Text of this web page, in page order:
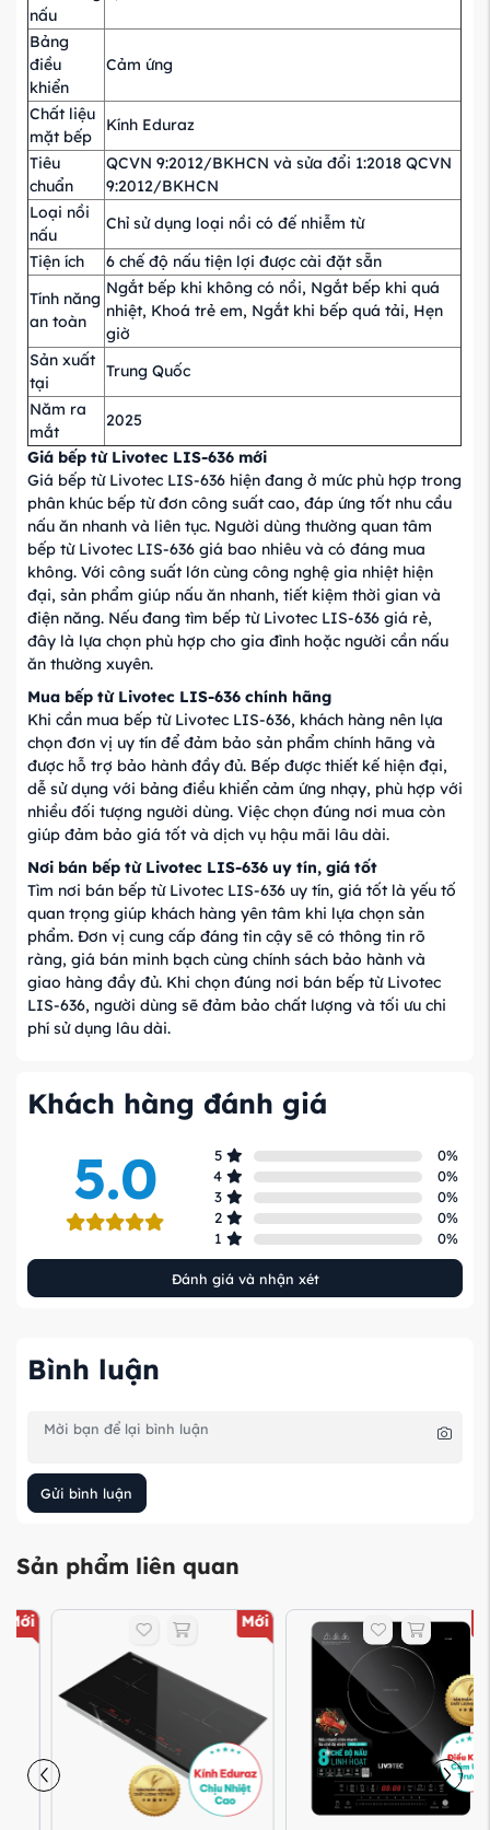
nấu
Bảng
điều
khiển
Cảm ứng
Chất liệu
mặt bếp
Kính Eduraz
Tiêu
chuẩn
QCVN 9:2012/BKHCN và sửa đổi 1:2018 QCVN
9:2012/BKHCN
Loại nồi
nấu
Chỉ sử dụng loại nồi có đế nhiễm từ
Tiện ích
6 chế độ nấu tiện lợi được cài đặt sẵn
Tính năng
an toàn
Ngắt bếp khi không có nồi, Ngắt bếp khi quá
nhiệt, Khoá trẻ em, Ngắt khi bếp quá tải, Hẹn
giờ
Sản xuất
tại
Trung Quốc
Năm ra
mắt
2025
Giá bếp từ Livotec LIS-636 mới
Giá bếp từ Livotec LIS-636 hiện đang ở mức phù hợp trong
phân khúc bếp từ đơn công suất cao, đáp ứng tốt nhu cầu
nấu ăn nhanh và liên tục. Người dùng thường quan tâm
bếp từ Livotec LIS-636 giá bao nhiêu và có đáng mua
không. Với công suất lớn cùng công nghệ gia nhiệt hiện
đại, sản phẩm giúp nấu ăn nhanh, tiết kiệm thời gian và
điện năng. Nếu đang tìm bếp từ Livotec LIS-636 giá rẻ,
đây là lựa chọn phù hợp cho gia đình hoặc người cần nấu
ăn thường xuyên.
Mua bếp từ Livotec LIS-636 chính hãng
Khi cần mua bếp từ Livotec LIS-636, khách hàng nên lựa
chọn đơn vị uy tín để đảm bảo sản phẩm chính hãng và
được hỗ trợ bảo hành đầy đủ. Bếp được thiết kế hiện đại,
dễ sử dụng với bảng điều khiển cảm ứng nhạy, phù hợp với
nhiều đối tượng người dùng. Việc chọn đúng nơi mua còn
giúp đảm bảo giá tốt và dịch vụ hậu mãi lâu dài.
Nơi bán bếp từ Livotec LIS-636 uy tín, giá tốt
Tìm nơi bán bếp từ Livotec LIS-636 uy tín, giá tốt là yếu tố
quan trọng giúp khách hàng yên tâm khi lựa chọn sản
phẩm. Đơn vị cung cấp đáng tin cậy sẽ có thông tin rõ
ràng, giá bán minh bạch cùng chính sách bảo hành và
giao hàng đầy đủ. Khi chọn đúng nơi bán bếp từ Livotec
LIS-636, người dùng sẽ đảm bảo chất lượng và tối ưu chi
phí sử dụng lâu dài.
Khách hàng đánh giá
5.0 5 0%
4
0%
3
0%
2
0%
1
0%
Đánh giá và nhận xét
Bình luận
Gửi bình luận
Sản phẩm liên quan
Mới